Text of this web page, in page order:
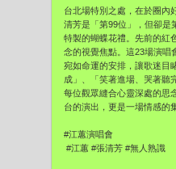
台北場特別之處，在於圈內
清芳是「第99位」，但卻是
特製的蝴蝶花禮。先前的紅
念的視覺焦點。這23場演唱
宛如命運的安排，讓歌迷目
成」、「笑著進場、哭著聽
每位觀眾縫合心靈深處的思
台的演出，更是一場情感的
#江蕙演唱會
#江蕙 #張清芳 #無人熟識